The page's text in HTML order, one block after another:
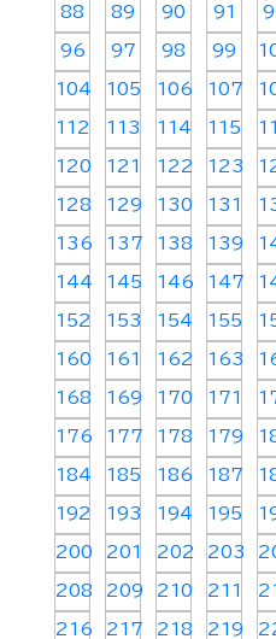
88 89 90 91
96 97 98 99
104 105 106 107
112 113 114 115
120 121 122 123
128 129 130 131
136 137 138 139
144 145 146 147
152 153 154 155
160 161 162 163
168 169 170 171
176 177 178 179
184 185 186 187
192 193 194 195
200 201 202 203
208 209 210 211
216 217 218 219